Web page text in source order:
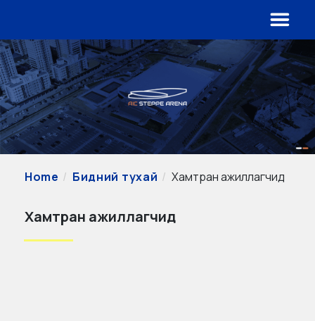
Home Бидний тухай Хамтран ажиллагчид
Хамтран ажиллагчид